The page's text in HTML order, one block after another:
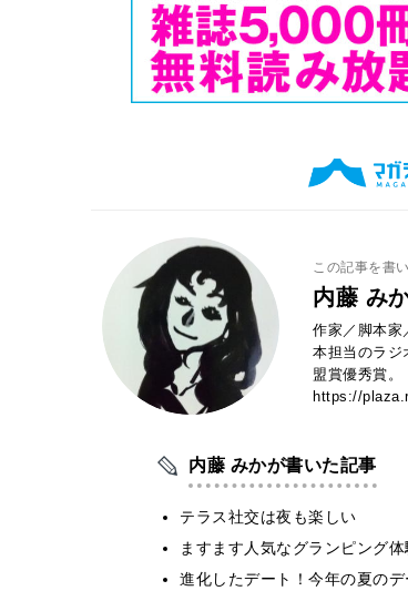
この記事を書
内藤 み
作家／脚本家
本担当のラジ
盟賞優秀賞
https://
内藤 みかが書いた記事
テラス社交は夜も楽しい
ますます人気なグランピング
進化したデート！今年の夏の